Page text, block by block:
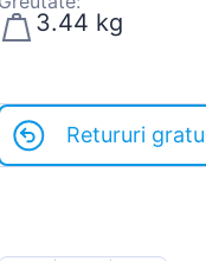
3.44 kg
Retururi